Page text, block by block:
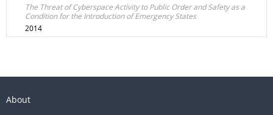
The Threat of Cyberspace Activity to Public Order and Safety as a
Condition for the Introduction of Emergency States
2014
About